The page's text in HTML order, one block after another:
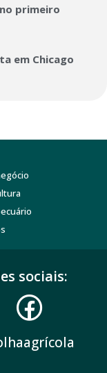
primeiro
em Chicago
sociais: